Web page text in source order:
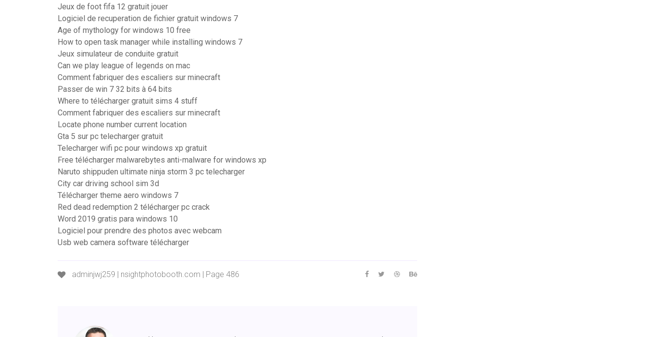
Jeux de foot fifa 12 gratuit jouer
Logiciel de recuperation de fichier gratuit windows 7
Age of mythology for windows 10 free
How to open task manager while installing windows 7
Jeux simulateur de conduite gratuit
Can we play league of legends on mac
Comment fabriquer des escaliers sur minecraft
Passer de win 7 32 bits à 64 bits
Where to télécharger gratuit sims 4 stuff
Comment fabriquer des escaliers sur minecraft
Locate phone number current location
Gta 5 sur pc telecharger gratuit
Telecharger wifi pc pour windows xp gratuit
Free télécharger malwarebytes anti-malware for windows xp
Naruto shippuden ultimate ninja storm 3 pc telecharger
City car driving school sim 3d
Télécharger theme aero windows 7
Red dead redemption 2 télécharger pc crack
Word 2019 gratis para windows 10
Logiciel pour prendre des photos avec webcam
Usb web camera software télécharger
adminjwj259 | nsightphotobooth.com | Page 486